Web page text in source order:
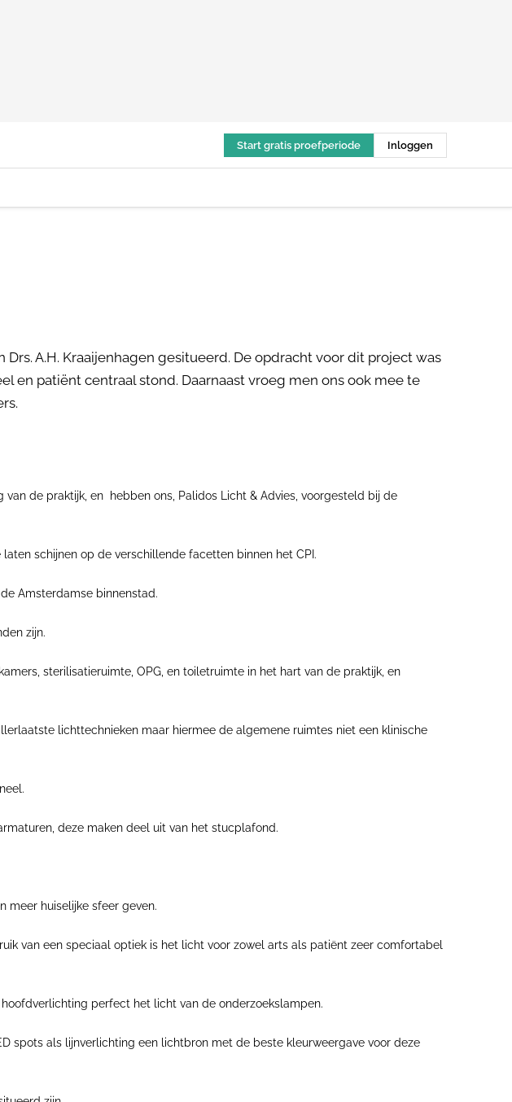
Start gratis proefperiode Inloggen
A.H. Kraaijenhagen gesitueerd. De opdracht voor dit project was
en patiënt centraal stond. Daarnaast vroeg men ons ook mee te
de praktijk, en hebben ons, Palidos Licht & Advies, voorgesteld bij de
schijnen op de verschillende facetten binnen het CPI.
Amsterdamse binnenstad.
zijn.
sterilisatieruimte, OPG, en toiletruimte in het hart van de praktijk, en
lichttechnieken maar hiermee de algemene ruimtes niet een klinische
deze maken deel uit van het stucplafond.
meer huiselijke sfeer geven.
van een speciaal optiek is het licht voor zowel arts als patiënt zeer comfortabel
perfect het licht van de onderzoekslampen.
spots als lijnverlichting een lichtbron met de beste kleurweergave voor deze